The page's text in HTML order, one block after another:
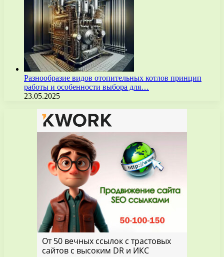
Разнообразие видов отопительных котлов принцип
работы и особенности выбора для…
23.05.2025